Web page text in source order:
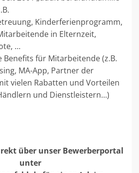
Kinderferienprogramm,
in Elternzeit,
…
Benefits für Mitarbeitende (z.B.
MA-App, Partner der
vielen Rabatten und Vorteilen
und Dienstleistern…)
über unser Bewerberportal
unter